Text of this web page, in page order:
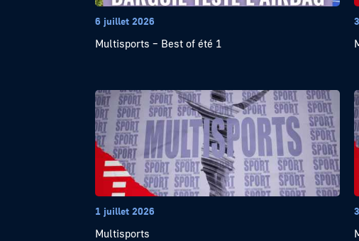
6 juillet 2026
Multisports – Best of été 1
1 juillet 2026
Multisports